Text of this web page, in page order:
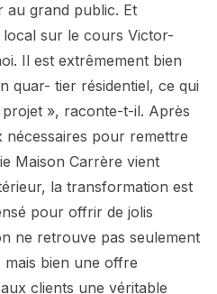
au grand public. Et
local sur le cours Victor-
Il est extrêmement bien
quar- tier résidentiel, ce qui
», raconte-t-il. Après
nécessaires pour remettre
Maison Carrère vient
la transformation est
pour offrir de jolis
ne retrouve pas seulement
mais bien une offre
clients une véritable